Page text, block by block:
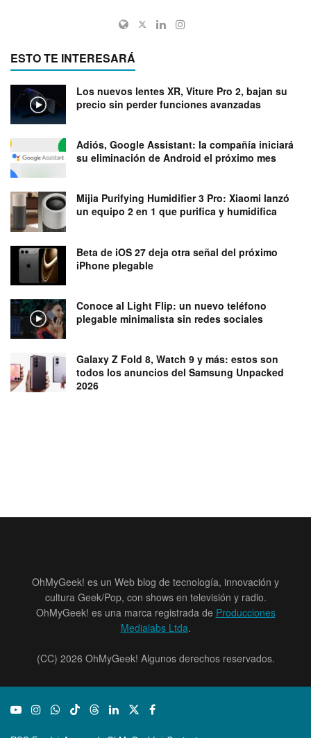
ESTO TE INTERESARÁ
Los nuevos lentes XR, Viture Pro 2, bajan su
precio sin perder funciones avanzadas
Adiós, Google Assistant: la compañía iniciará
su eliminación de Android el próximo mes
Mijia Purifying Humidifier 3 Pro: Xiaomi lanzó
un equipo 2 en 1 que purifica y humidifica
Beta de iOS 27 deja otra señal del próximo
iPhone plegable
Conoce al Light Flip: un nuevo teléfono
plegable minimalista sin redes sociales
Galaxy Z Fold 8, Watch 9 y más: estos son
todos los anuncios del Samsung Unpacked
2026
OhMyGeek! es un Web blog de tecnología, innovación y
cultura Geek/Pop, con shows en televisión y radio.
OhMyGeek! es una marca registrada de Producciones
Medialabs Ltda.
(CC) 2026 OhMyGeek! Algunos derechos reservados.